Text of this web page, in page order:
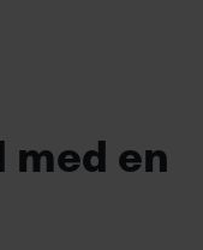
med en